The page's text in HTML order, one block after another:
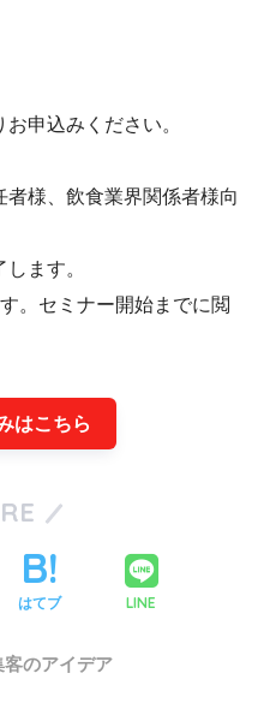
申込みください。
様、飲食業界関係者様向
ます。
。セミナー開始までに閲
はこちら
はてブ LINE
客のアイデア